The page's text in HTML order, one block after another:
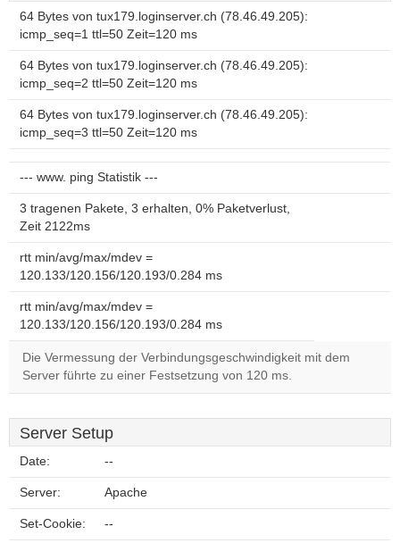
64 Bytes von tux179.loginserver.ch (78.46.49.205):
icmp_seq=1 ttl=50 Zeit=120 ms
64 Bytes von tux179.loginserver.ch (78.46.49.205):
icmp_seq=2 ttl=50 Zeit=120 ms
64 Bytes von tux179.loginserver.ch (78.46.49.205):
icmp_seq=3 ttl=50 Zeit=120 ms
--- www. ping Statistik ---
3 tragenen Pakete, 3 erhalten, 0% Paketverlust,
Zeit 2122ms
rtt min/avg/max/mdev =
120.133/120.156/120.193/0.284 ms
rtt min/avg/max/mdev =
120.133/120.156/120.193/0.284 ms
Die Vermessung der Verbindungsgeschwindigkeit mit dem
Server führte zu einer Festsetzung von 120 ms.
Server Setup
Date: --
Server: Apache
Set-Cookie: --